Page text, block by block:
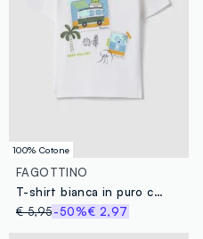
100% Cotone
FAGOTTINO
T-shirt bianca in puro cotone da bimbo regular fit con stampe
€ 5,95-50%€ 2,97